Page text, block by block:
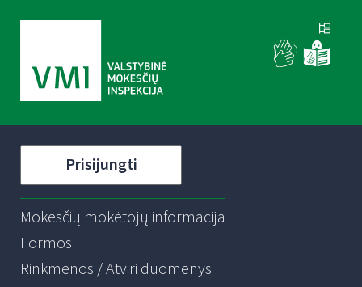
Prisijungti
Mokesčių mokėtojų informacija
Formos
Rinkmenos / Atviri duomenys